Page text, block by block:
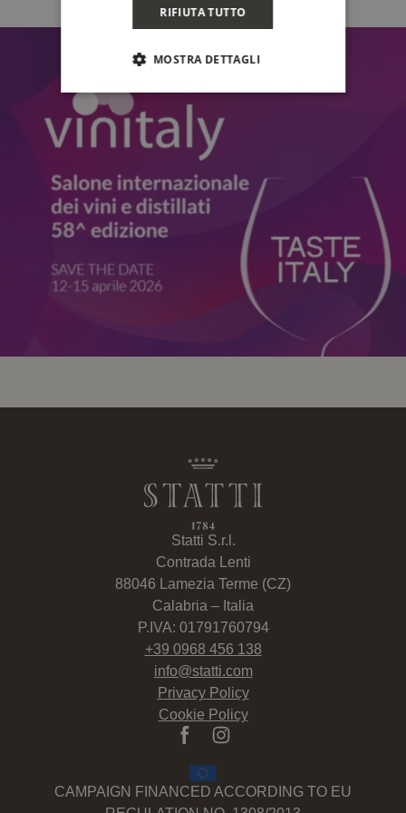
Statti S.r.l.
Contrada Lenti
88046 Lamezia Terme (CZ)
Calabria – Italia
P.IVA: 01791760794
+39 0968 456 138
info@statti.com
Privacy Policy
Cookie Policy
CAMPAIGN FINANCED ACCORDING TO EU
RIFIUTA TUTTO
MOSTRA DETTAGLI